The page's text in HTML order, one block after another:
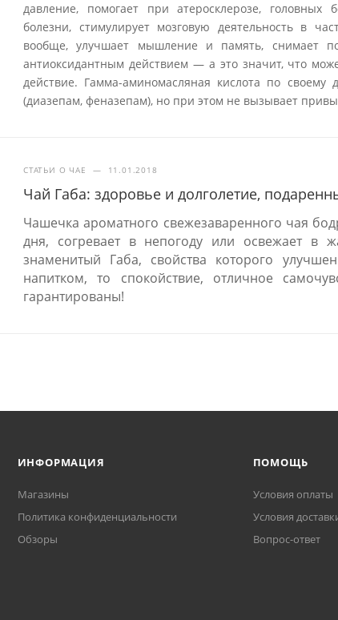
давление, помогает при атеросклерозе, головных
болезни, стимулирует мозговую деятельность в
вообще, улучшает мышление и память, снимает
антиоксидантным действием — а это значит, что
действие. Гамма-аминомасляная кислота по своему
(диазепам, феназепам), но при этом не вызывает
СТАТЬИ О ЧАЕ — 11.01.2018
Чай Габа: здоровье и долголетие,
Чашечка ароматного свежезаваренного чая
дня, согревает в непогоду или освежает в
знаменитый Габа, свойства которого
напитком, то спокойствие, отличное
гарантированы!
ИНФОРМАЦИЯ
Магазины
Политика конфиденциальности
Обзоры
ПОМОЩЬ
Условия оплаты
Условия
Вопрос-ответ